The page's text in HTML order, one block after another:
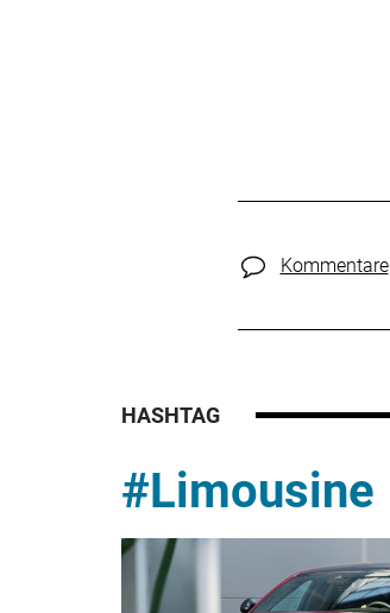
Kommentare
HASHTAG
#Limousine